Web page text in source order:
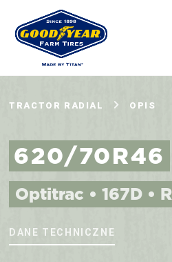
TRACTOR RADIAL OPIS
620/70R46
Optitrac • 167D •
DANE TECHNICZNE